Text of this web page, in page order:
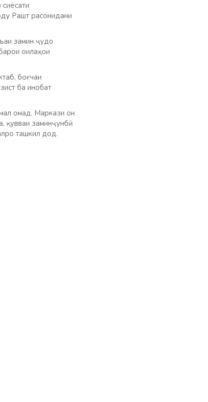
Рашт расонидани
замин ҷудо
оилаҳои
боғчаи
ба инобат
омад. Маркази он
заминҷунбӣ
ташкил дод.